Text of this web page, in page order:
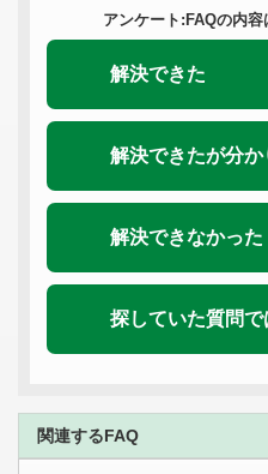
アンケート:FAQの内
解決できた
解決できたが分
解決できなかった
探していた質問で
関連するFAQ